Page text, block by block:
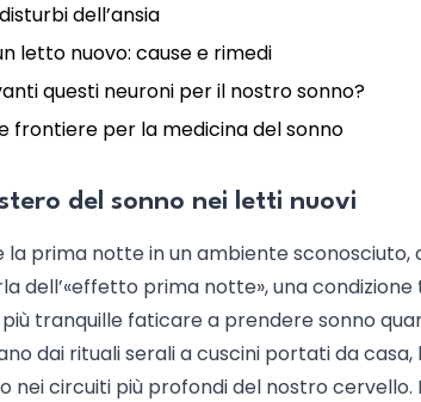
dell’ansia
letto nuovo: cause e rimedi
questi neuroni per il nostro sonno?
frontiere per la medicina del sonno
del sonno nei letti nuovi
prima notte in un ambiente sconosciuto,
dell’«effetto prima notte», una
tranquille faticare a prendere sonno
dai rituali serali a cuscini portati da
nei circuiti più profondi del nostro